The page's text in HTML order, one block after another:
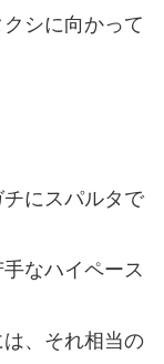
シに向かって
にスパルタで
なハイペース
、それ相当の